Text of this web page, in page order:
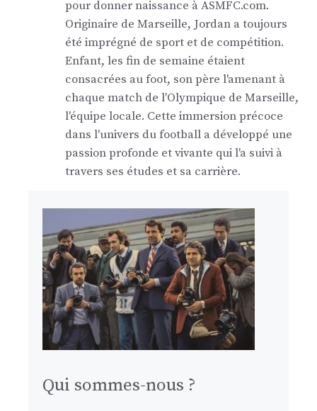
pour donner naissance à ASMFC.com.
Originaire de Marseille, Jordan a toujours
été imprégné de sport et de compétition.
Enfant, les fin de semaine étaient
consacrées au foot, son père l'amenant à
chaque match de l'Olympique de Marseille,
l'équipe locale. Cette immersion précoce
dans l'univers du football a développé une
passion profonde et vivante qui l'a suivi à
travers ses études et sa carrière.
Qui sommes-nous ?